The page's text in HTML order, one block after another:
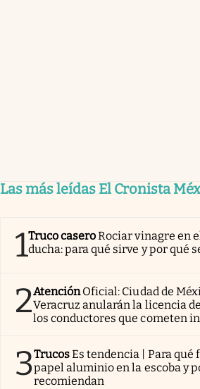
Las más leídas El Cronista
1Truco caseroRociar vinagre en
ducha: para qué sirve y por qué
2AtenciónOficial: Ciudad de
Veracruz anularán la licencia
los conductores que cometen
3TrucosEs tendencia | Para
papel aluminio en la escoba y
recomiendan